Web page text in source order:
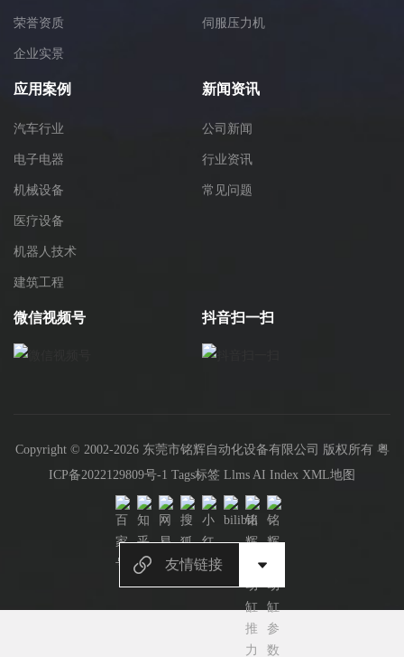
荣誉资质
企业实景
伺服压力机
应用案例
汽车行业
电子电器
机械设备
医疗设备
机器人技术
建筑工程
新闻资讯
公司新闻
行业资讯
常见问题
微信视频号 抖音扫一扫
Copyright © 2002-2026 东莞市铭辉自动化设备有限公司 版权所有 粤
ICP备2022129809号-1 Tags标签 Llms AI Index XML地图
友情链接